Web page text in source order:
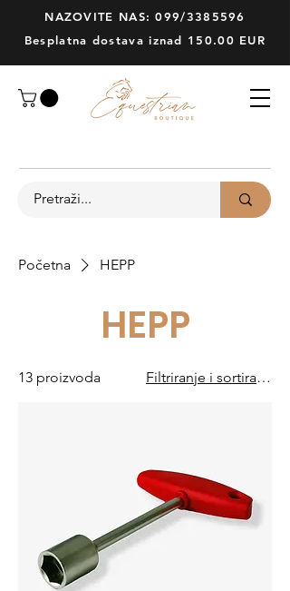
NAZOVITE NAS: 099/3385596
Besplatna dostava iznad 150.00 EUR
Početna HEPP
HEPP
13 proizvoda Filtriranje i sortiranje